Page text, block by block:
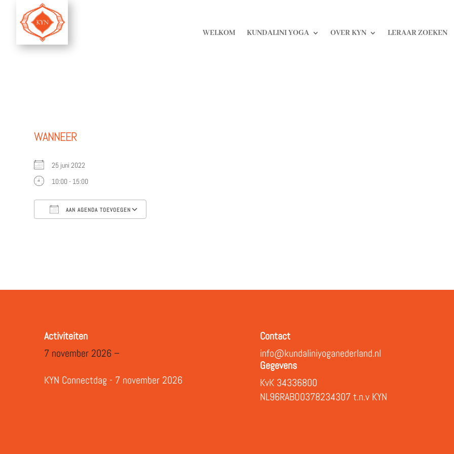
WELKOM KUNDALINI YOGA OVER KYN LERAAR ZOEKEN
WANNEER
25 juni 2022
10:00 - 15:00
AAN AGENDA TOEVOEGEN
Activiteiten
7 november 2026 –
KYN Connectdag - 7 november 2026
Contact
info@kundaliniyoganederland.nl
Gegevens
KvK 34336800
NL96RABO0378234307 t.n.v KYN